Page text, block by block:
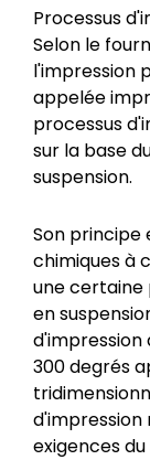
Processus
Selon le
l'impression
appelée
processus
sur la base
suspension.
Son principe
chimiques à
une
en
d'impression
300 degrés
d'impression
exigences